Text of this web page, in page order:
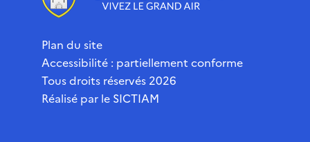
Plan du site
Accessibilité : partiellement conforme
Tous droits réservés 2026
Réalisé par le SICTIAM